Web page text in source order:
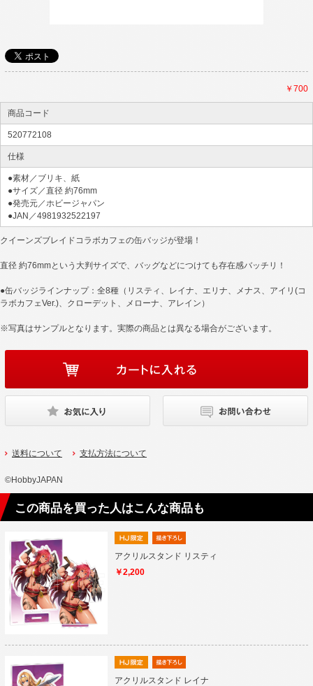
￥700
商品コード
520772108
仕様
●素材／ブリキ、紙
●サイズ／直径 約76mm
●発売元／ホビージャパン
●JAN／4981932522197
クイーンズブレイドコラボカフェの缶バッジが登場！
直径 約76mmという大判サイズで、バッグなどにつけても存在感バッチリ！
●缶バッジラインナップ：全8種（リスティ、レイナ、エリナ、メナス、アイリ(コ
ラボカフェVer.)、クローデット、メローナ、アレイン）
※写真はサンプルとなります。実際の商品とは異なる場合がございます。
送料について 支払方法について
©HobbyJAPAN
この商品を買った人はこんな商品も
アクリルスタンド リスティ
￥2,200
アクリルスタンド レイナ